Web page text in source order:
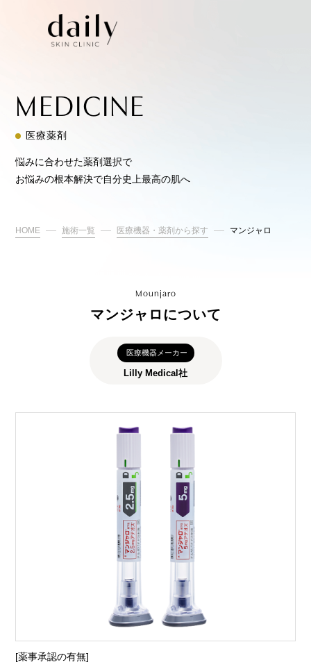
MEDICINE
医療薬剤
悩みに合わせた薬剤選択で
お悩みの根本解決で自分史上最高の肌へ
HOME 施術一覧 医療機器・薬剤から探す マンジャロ
Mounjaro
マンジャロについて
医療機器メーカー
Lilly Medical社
[薬事承認の有無]